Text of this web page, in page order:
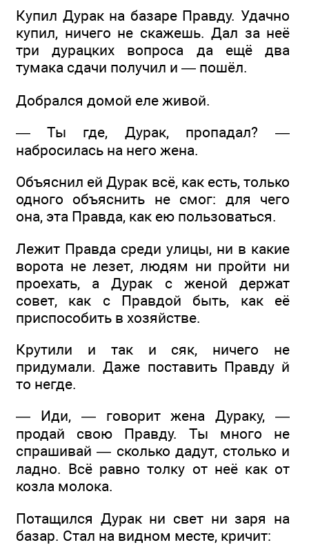
Купил Дурак на базаре Правду. Удачно
купил, ничего не скажешь. Дал за неё
три дурацких вопроса да ещё два
тумака сдачи получил и — пошёл.
Добрался домой еле живой.
— Ты где, Дурак, пропадал? —
набросилась на него жена.
Объяснил ей Дурак всё, как есть, только
одного объяснить не смог: для чего
она, эта Правда, как ею пользоваться.
Лежит Правда среди улицы, ни в какие
ворота не лезет, людям ни пройти ни
проехать, а Дурак с женой держат
совет, как с Правдой быть, как её
приспособить в хозяйстве.
Крутили и так и сяк, ничего не
придумали. Даже поставить Правду й
то негде.
— Иди, — говорит жена Дураку, —
продай свою Правду. Ты много не
спрашивай — сколько дадут, столько и
ладно. Всё равно толку от неё как от
козла молока.
Потащился Дурак ни свет ни заря на
базар. Стал на видном месте, кричит: